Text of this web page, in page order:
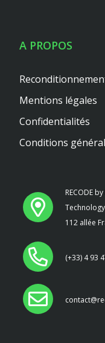
RECODE
112 allée
(+33) 4 93
A PROPOS
Mentions légales
Confidentialités
Conditions